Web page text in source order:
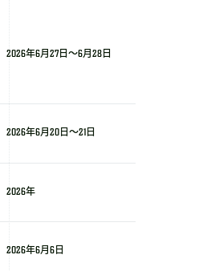
2026年6月27日～6月28日
2026年6月20日～21日
2026年
2026年6月6日